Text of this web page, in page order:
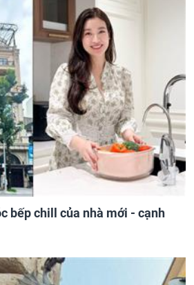
bếp chill của nhà mới - cạnh